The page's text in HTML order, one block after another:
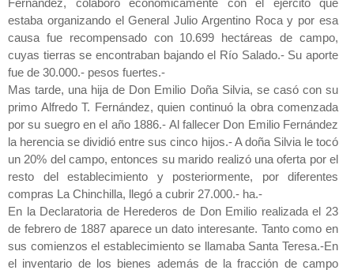
Fernández, colaboró económicamente con el ejercito que
estaba organizando el General Julio Argentino Roca y por esa
causa fue recompensado con 10.699 hectáreas de campo,
cuyas tierras se encontraban bajando el Río Salado.- Su aporte
fue de 30.000.- pesos fuertes.-
Mas tarde, una hija de Don Emilio Doña Silvia, se casó con su
primo Alfredo T. Fernández, quien continuó la obra comenzada
por su suegro en el año 1886.- Al fallecer Don Emilio Fernández
la herencia se dividió entre sus cinco hijos.- A doña Silvia le tocó
un 20% del campo, entonces su marido realizó una oferta por el
resto del establecimiento y posteriormente, por diferentes
compras La Chinchilla, llegó a cubrir 27.000.- ha.-
En la Declaratoria de Herederos de Don Emilio realizada el 23
de febrero de 1887 aparece un dato interesante. Tanto como en
sus comienzos el establecimiento se llamaba Santa Teresa.-En
el inventario de los bienes además de la fracción de campo